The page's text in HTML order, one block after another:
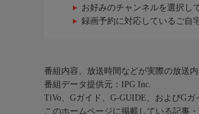
お好みのチャンネルを選択し
録画予約に対応しているご自
番組内容、放送時間などが実際の放送
番組データ提供元：IPG Inc.
TiVo、Gガイド、G-GUIDE、およびG
このホームページに掲載している記事